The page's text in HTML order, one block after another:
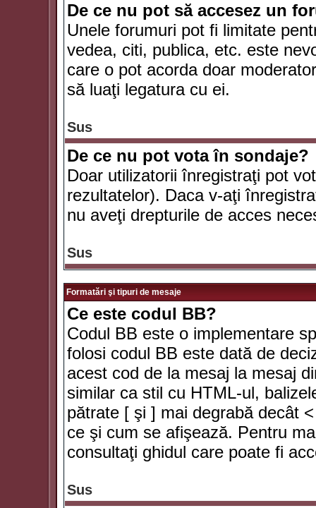
De ce nu pot să accesez un
Unele forumuri pot fi limitate
vedea, citi, publica, etc. este
care o pot acorda doar
să luaţi legatura cu ei.
Sus
De ce nu pot vota în sondaje?
Doar utilizatorii înregistraţi pot
rezultatelor). Daca v-aţi
nu aveţi drepturile de acces
Sus
Formatări şi tipuri de mesaje
Ce este codul BB?
Codul BB este o implementare
folosi codul BB este dată de
acest cod de la mesaj la mesaj
similar ca stil cu HTML-ul,
pătrate [ şi ] mai degrabă decât
ce şi cum se afişează. Pentru
consultaţi ghidul care poate fi
Sus